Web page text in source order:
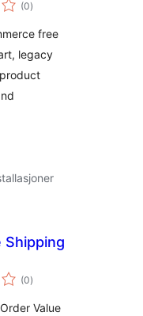
(0vurderinger
)
free
legacy
Shipping
(0totale
vurderinger
)
Value